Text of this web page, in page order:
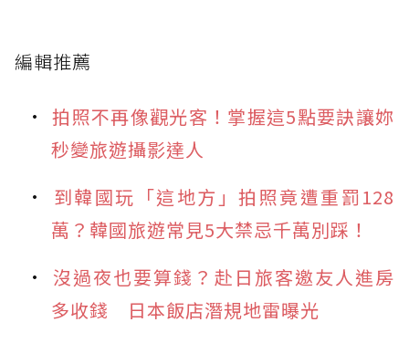
編輯推薦
拍照不再像觀光客！掌握這5點要訣讓妳
秒變旅遊攝影達人
到韓國玩「這地方」拍照竟遭重罰128
萬？韓國旅遊常見5大禁忌千萬別踩！
沒過夜也要算錢？赴日旅客邀友人進房
多收錢 日本飯店潛規地雷曝光